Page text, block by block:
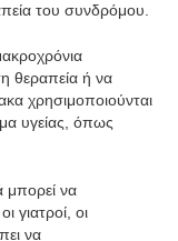
του συνδρόμου.
θεραπεία ή να
χρησιμοποιούνται
υγείας, όπως
μπορεί να
γιατροί, οι
να